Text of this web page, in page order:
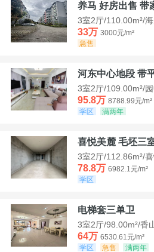
养马 好房出售 带
3室2厅/110.00m²/
33万 3000元/m²
急售
河东中心地段 带
3室2厅/109.00m²/
95.8万 8788.99元/m²
学区
满两年
喜悦美麓 毛坯三
3室2厅/112.86m²/
78.8万 6982.1元/m²
学区
电梯套三单卫
3室2厅/98.00m²/香
64万 6530.61元/m²
学区
急售 满两年